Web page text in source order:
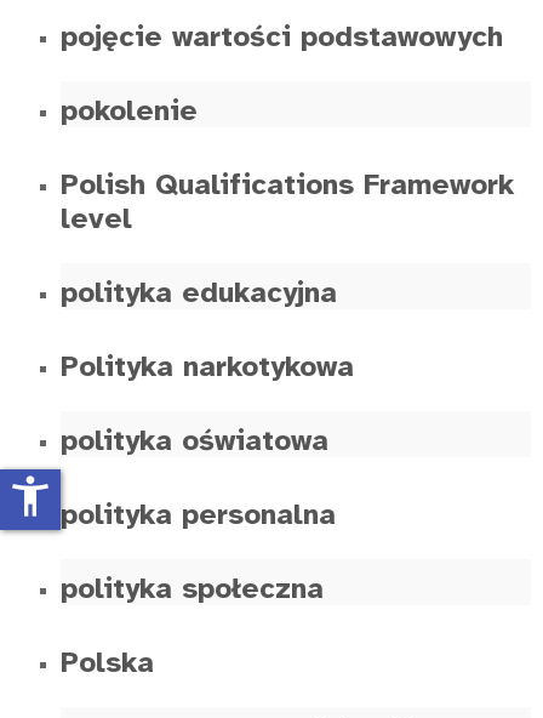
pojęcie wartości podstawowych
pokolenie
Polish Qualifications Framework
level
polityka edukacyjna
Polityka narkotykowa
polityka oświatowa
polityka personalna
polityka społeczna
Polska
accessibility_new